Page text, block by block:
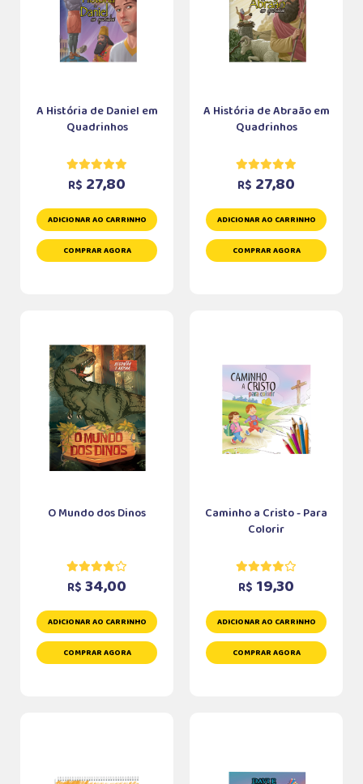
A História de Daniel em
Quadrinhos
R$ 27,80
ADICIONAR AO CARRINHO
COMPRAR AGORA
A História de Abraão em
Quadrinhos
R$ 27,80
ADICIONAR AO CARRINHO
COMPRAR AGORA
O Mundo dos Dinos
R$ 34,00
ADICIONAR AO CARRINHO
COMPRAR AGORA
Caminho a Cristo - Para
Colorir
R$ 19,30
ADICIONAR AO CARRINHO
COMPRAR AGORA